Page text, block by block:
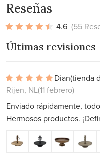
Reseñas
4.6 (55
Últimas revisiones
Dian(tienda
Rijen, NL(11 febrero)
Enviado rápidamente,
Hermosos productos.